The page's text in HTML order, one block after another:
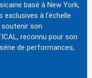
basé à New York,
exclusives à l'échelle
son
reconnu pour son
de performances,